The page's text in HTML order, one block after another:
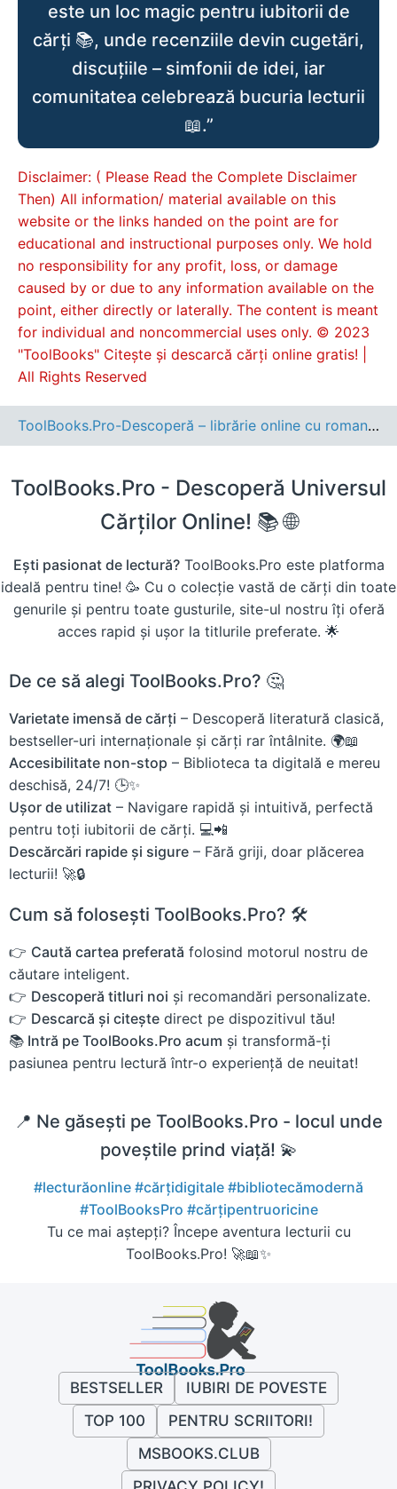
este un loc magic pentru iubitorii de
cărți 📚, unde recenziile devin cugetări,
discuțiile – simfonii de idei, iar
comunitatea celebrează bucuria lecturii
📖.”
Disclaimer: ( Please Read the Complete Disclaimer
Then) All information/ material available on this
website or the links handed on the point are for
educational and instructional purposes only. We hold
no responsibility for any profit, loss, or damage
caused by or due to any information available on the
point, either directly or laterally. The content is meant
for individual and noncommercial uses only. © 2023
"ToolBooks" Citește și descarcă cărți online gratis! |
All Rights Reserved
ToolBooks.Pro-Descoperă – librărie online cu romane, cărți pentru copii, dezvoltare personală și cele mai noi apariții editoriale.
ToolBooks.Pro - Descoperă Universul
Cărților Online! 📚 🌐
Ești pasionat de lectură?ToolBooks.Pro este platforma
ideală pentru tine! 🥳 Cu o colecție vastă de cărți din toate
genurile și pentru toate gusturile, site-ul nostru îți oferă
acces rapid și ușor la titlurile preferate. 🌟
De ce să alegi ToolBooks.Pro? 🤔
Varietate imensă de cărți – Descoperă literatură clasică,
bestseller-uri internaționale și cărți rar întâlnite. 🌍📖
Accesibilitate non-stop – Biblioteca ta digitală e mereu
deschisă, 24/7! 🕒✨
Ușor de utilizat – Navigare rapidă și intuitivă, perfectă
pentru toți iubitorii de cărți. 💻📲
Descărcări rapide și sigure – Fără griji, doar plăcerea
lecturii! 🚀🔒
Cum să folosești ToolBooks.Pro? 🛠️
👉 Caută cartea preferată folosind motorul nostru de
căutare inteligent.
👉 Descoperă titluri noi și recomandări personalizate.
👉 Descarcă și citește direct pe dispozitivul tău!
📚 Intră pe ToolBooks.Pro acum și transformă-ți
pasiunea pentru lectură într-o experiență de neuitat!
📍 Ne găsești pe ToolBooks.Pro - locul unde
poveștile prind viață! 💫
#lecturăonline #cărțidigitale #bibliotecămodernă
#ToolBooksPro #cărțipentruoricine
Tu ce mai aștepți? Începe aventura lecturii cu
ToolBooks.Pro! 🚀📖✨
BESTSELLER
IUBIRI DE POVESTE
TOP 100
PENTRU SCRIITORI!
MSBOOKS.CLUB